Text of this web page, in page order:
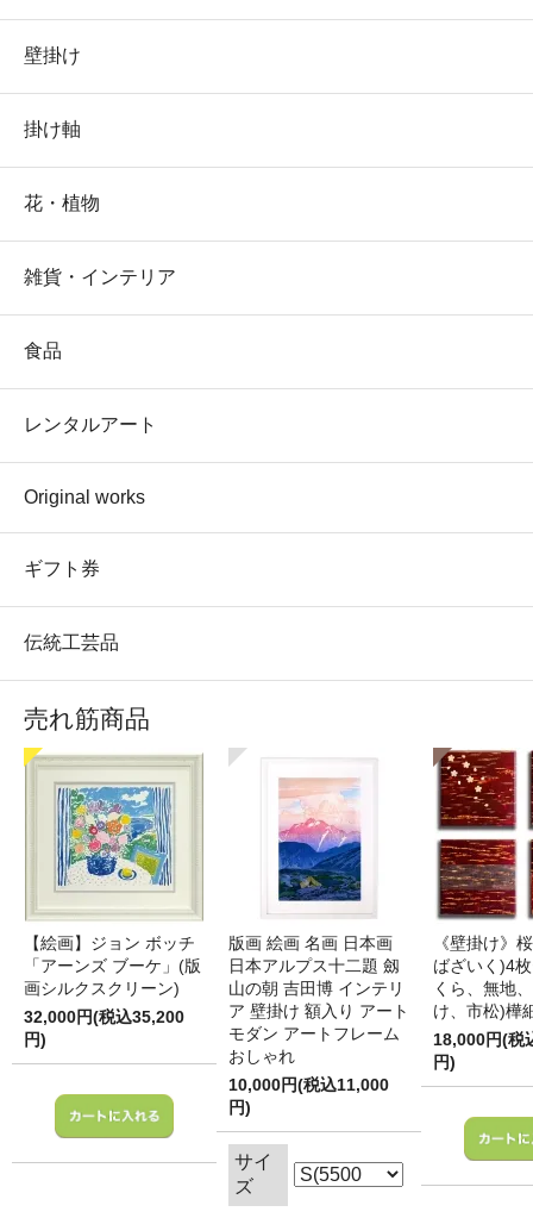
壁掛け
掛け軸
花・植物
雑貨・インテリア
食品
レンタルアート
Original works
ギフト券
伝統工芸品
売れ筋商品
【絵画】ジョン ボッチ
「アーンズ ブーケ」(版
画シルクスクリーン)
32,000円(税込35,200
円)
版画 絵画 名画 日本画
日本アルプス十二題 劔
山の朝 吉田博 インテリ
ア 壁掛け 額入り アート
モダン アートフレーム
おしゃれ
10,000円(税込11,000
円)
サイ
ズ
《壁掛け》
ばざいく)4
くら、無地
け、市松)樺
18,000円(税
円)